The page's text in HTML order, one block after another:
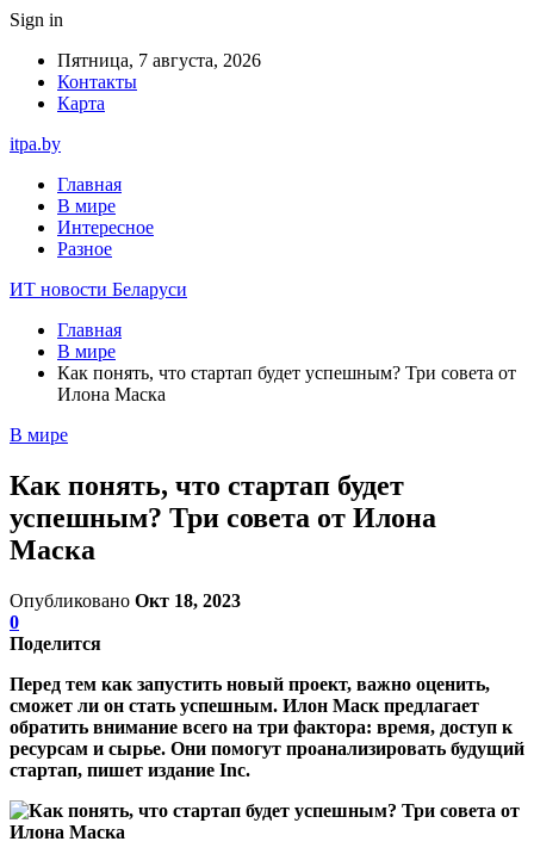
Sign in
Пятница, 7 августа, 2026
Контакты
Карта
itpa.by
Главная
В мире
Интересное
Разное
ИТ новости Беларуси
Главная
В мире
Как понять, что стартап будет успешным? Три совета от
Илона Маска
В мире
Как понять, что стартап будет
успешным? Три совета от Илона
Маска
Опубликовано Окт 18, 2023
0
Поделится
Перед тем как запустить новый проект, важно оценить,
сможет ли он стать успешным. Илон Маск предлагает
обратить внимание всего на три фактора: время, доступ к
ресурсам и сырье. Они помогут проанализировать будущий
стартап, пишет издание Inc.